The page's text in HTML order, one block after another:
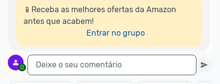
📱Receba as melhores ofertas da Amazon
antes que acabem!
Entrar no grupo
0 Deixe o seu comentário